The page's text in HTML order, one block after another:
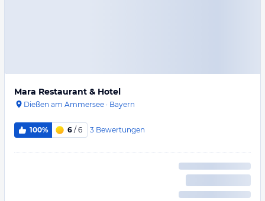
Mara Restaurant & Hotel
Dießen am Ammersee · Bayern
100% 6 / 6 3 Bewertungen